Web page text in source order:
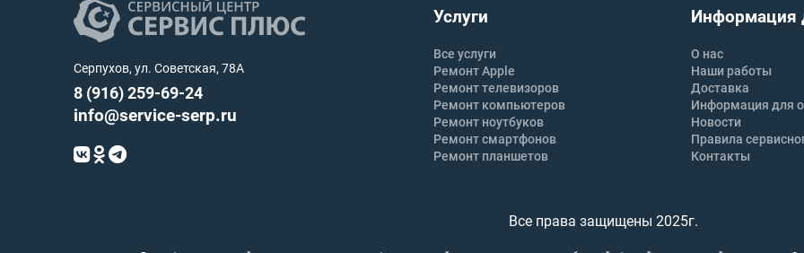
Серпухов, ул. Советская, 78А
8 (916) 259-69-24
info@service-serp.ru
Услуги
Все услуги
Ремонт Apple
Ремонт телевизоров
Ремонт компьютеров
Ремонт ноутбуков
Ремонт смартфонов
Ремонт планшетов
Информация
О нас
Наши работы
Доставка
Информация для
Новости
Правила
Контакты
Все права защищены 2025г.